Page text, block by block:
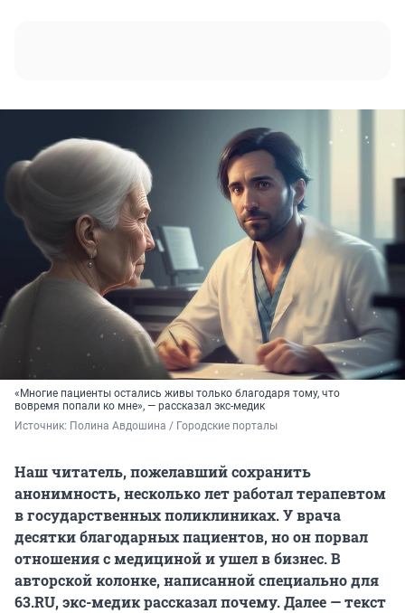
«Многие пациенты остались живы только благодаря тому, что
вовремя попали ко мне», — рассказал экс-медик
Источник: Полина Авдошина / Городские порталы
Наш читатель, пожелавший сохранить
анонимность, несколько лет работал терапевтом
в государственных поликлиниках. У врача
десятки благодарных пациентов, но он порвал
отношения с медициной и ушел в бизнес. В
авторской колонке, написанной специально для
63.RU, экс-медик рассказал почему. Далее — текст